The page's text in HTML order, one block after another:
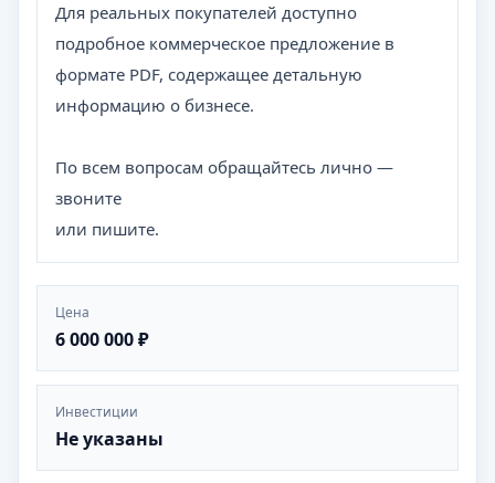
Для реальных покупателей доступно
подробное коммерческое предложение в
формате PDF, содержащее детальную
информацию о бизнесе.
По всем вопросам обращайтесь лично —
звоните
или пишите.
Цена
6 000 000 ₽
Инвестиции
Не указаны